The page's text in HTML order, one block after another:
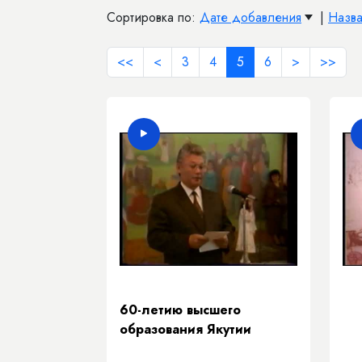
Сортировка по: Дате добавления |
<< < 3 4 5 6 > >>
60-летию высшего
образования Якутии